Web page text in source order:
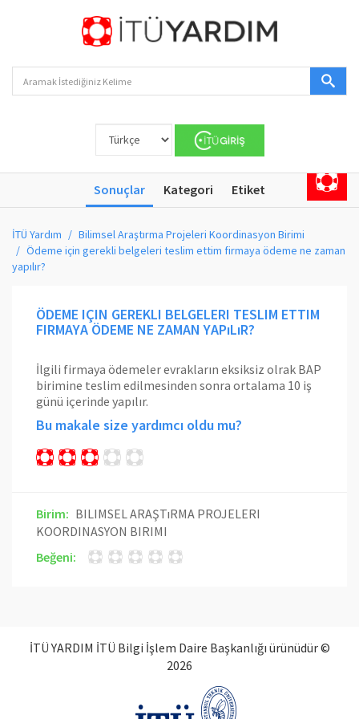
Sonuçlar Kategori Etiket
İTÜ Yardım
Bilimsel Araştırma Projeleri Koordinasyon Birimi
Ödeme için gerekli belgeleri teslim ettim firmaya ödeme ne zaman
yapılır?
ÖDEME IÇIN GEREKLI BELGELERI TESLIM ETTIM
FIRMAYA ÖDEME NE ZAMAN YAPıLıR?
İlgili firmaya ödemeler evrakların eksiksiz olrak BAP
birimine teslim edilmesinden sonra ortalama 10 iş
günü içerinde yapılır.
Bu makale size yardımcı oldu mu?
Birim: BILIMSEL ARAŞTıRMA PROJELERI
KOORDINASYON BIRIMI
Beğeni:
İTÜ YARDIM İTÜ Bilgi İşlem Daire Başkanlığı ürünüdür ©
2026